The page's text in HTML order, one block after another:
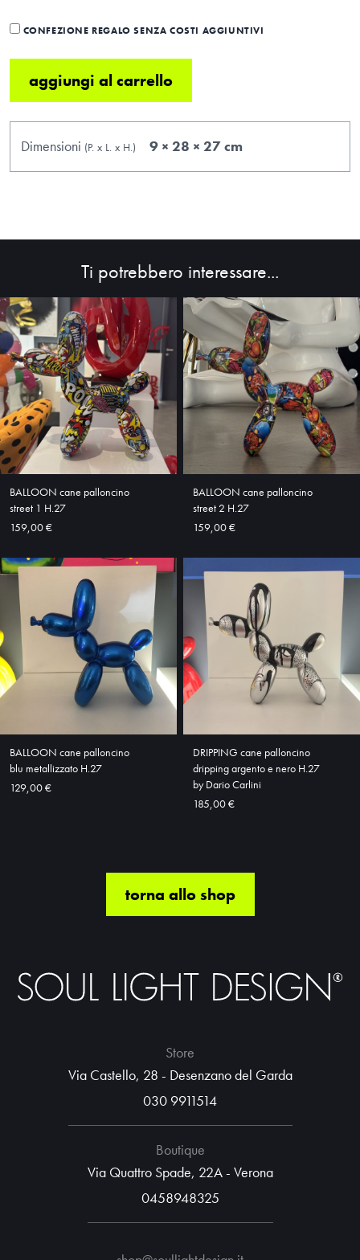
HOME
ABOUT
SHOP
CONFEZIONE REGALO SENZA COSTI AGGIUNTIVI
aggiungi al carrello
Dimensioni (P. x L. x H.) 9 × 28 × 27 cm
Ti potrebbero interessare...
BALLOON cane palloncino
street 1 H.27
159,00 €
BALLOON cane palloncino
street 2 H.27
159,00 €
BALLOON cane palloncino
blu metallizzato H.27
129,00 €
DRIPPING cane palloncino
dripping argento e nero H.27
by Dario Carlini
185,00 €
torna allo shop
Store
Via Castello, 28 - Desenzano del Garda
030 9911514
Boutique
Via Quattro Spade, 22A - Verona
0458948325